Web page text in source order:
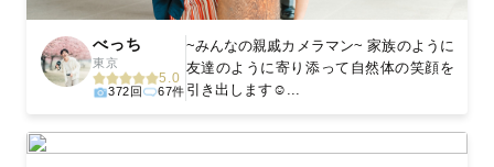
べっち
東京
5.0
372回 67件
~みんなの親戚カメラマン~ 家族のように
友達のように寄り添って自然体の笑顔を
引き出します☺️...